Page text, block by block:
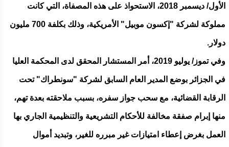
الأول/ ديسمبر 2018، الاستحواذ على هذه المصفاة، التي كانت
مملوكة لشركة "إكسون موبيل" الأمريكية، وذلك بكلفة 700 مليون
دولار.
وفي تموز/ يوليو 2019، أمر المستشار المحقق لدى المحكمة العليا
في الجزائر بوضع المدير العام السابق لشركة "سونطراك" تحت
الرقابة القضائية، مع سحب جواز سفره، بسبب ملاحقته بعدة تهم،
منها إبرام صفقة مخالفة للأحكام التشريعية والتنظيمية الجاري بها
العمل بغرض إعطاء امتيازات غير مبرره للغير، وتبديد أموال